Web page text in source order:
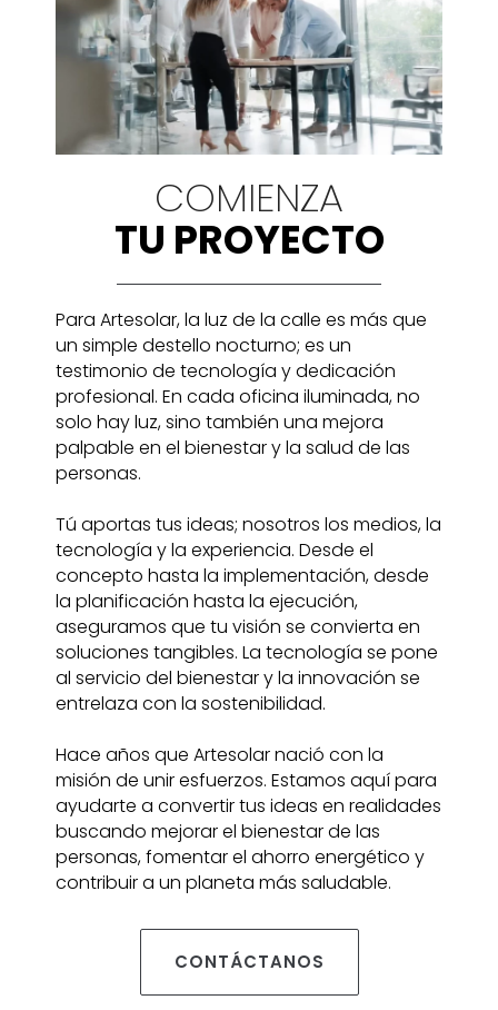
COMIENZA
TU PROYECTO
Para Artesolar, la luz de la calle es más que
un simple destello nocturno; es un
testimonio de tecnología y dedicación
profesional. En cada oficina iluminada, no
solo hay luz, sino también una mejora
palpable en el bienestar y la salud de las
personas.
Tú aportas tus ideas; nosotros los medios, la
tecnología y la experiencia. Desde el
concepto hasta la implementación, desde
la planificación hasta la ejecución,
aseguramos que tu visión se convierta en
soluciones tangibles. La tecnología se pone
al servicio del bienestar y la innovación se
entrelaza con la sostenibilidad.
Hace años que Artesolar nació con la
misión de unir esfuerzos. Estamos aquí para
ayudarte a convertir tus ideas en realidades
buscando mejorar el bienestar de las
personas, fomentar el ahorro energético y
contribuir a un planeta más saludable.
CONTÁCTANOS